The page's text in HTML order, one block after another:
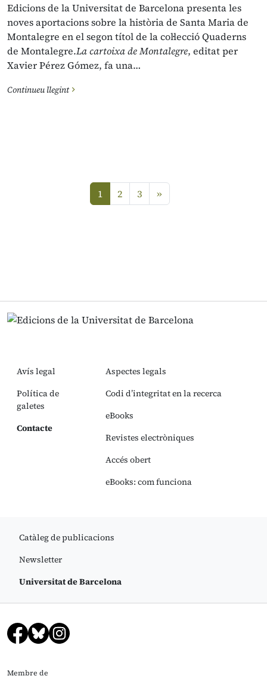
Edicions de la Universitat de Barcelona presenta les
noves aportacions sobre la història de Santa Maria de
Montalegre en el segon títol de la col·lecció Quaderns
de Montalegre.La cartoixa de Montalegre, editat per
Xavier Pérez Gómez, fa una…
Continueu llegint
1 2 3 »
Avís legal
Política de
galetes
Contacte
Aspectes legals
Codi d’integritat en la recerca
eBooks
Revistes electròniques
Accés obert
eBooks: com funciona
Catàleg de publicacions
Newsletter
Universitat de Barcelona
Membre de